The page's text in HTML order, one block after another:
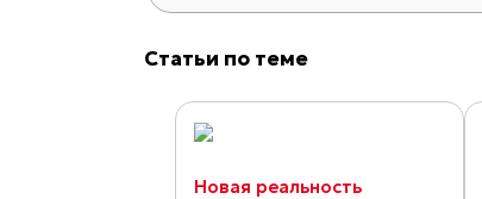
Статьи по теме
Новая реальность